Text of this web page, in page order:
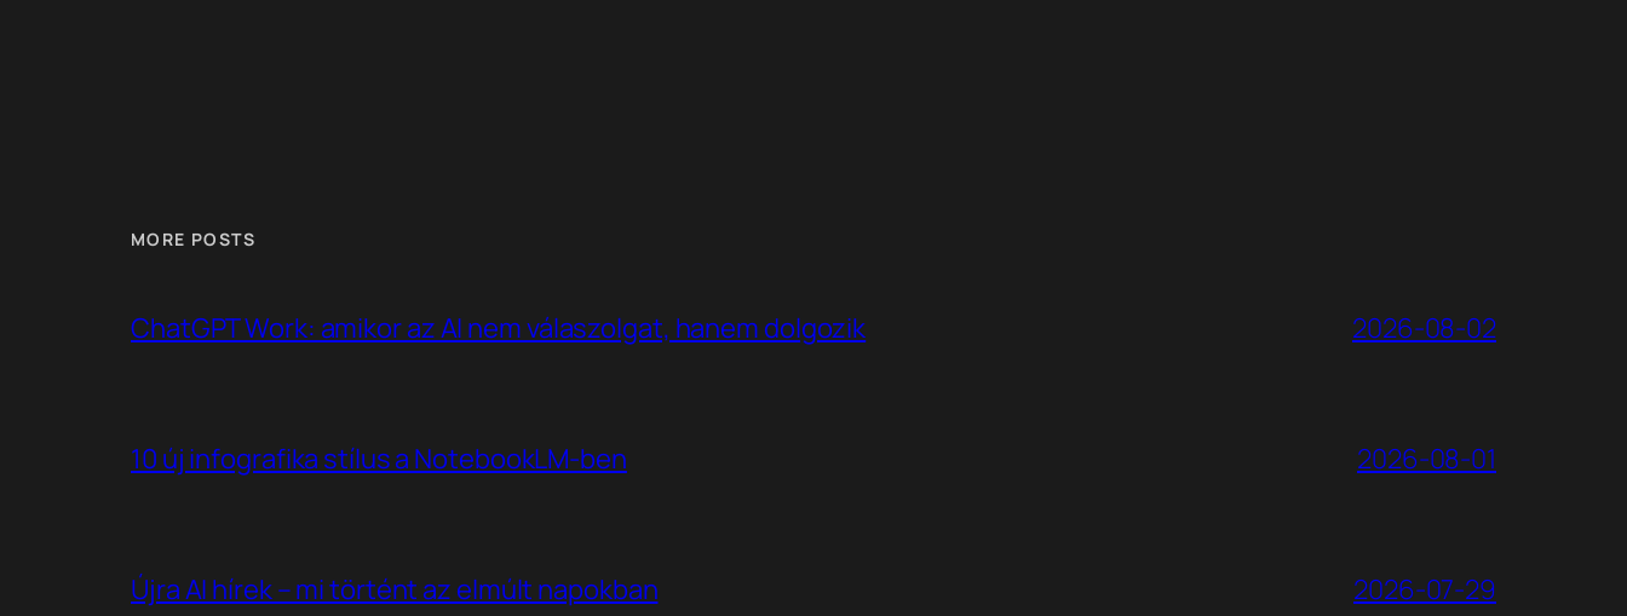
MORE POSTS
ChatGPT Work: amikor az AI nem válaszolgat, hanem dolgozik 2026-08-02
10 új infografika stílus a NotebookLM-ben 2026-08-01
Újra AI hírek – mi történt az elmúlt napokban 2026-07-29